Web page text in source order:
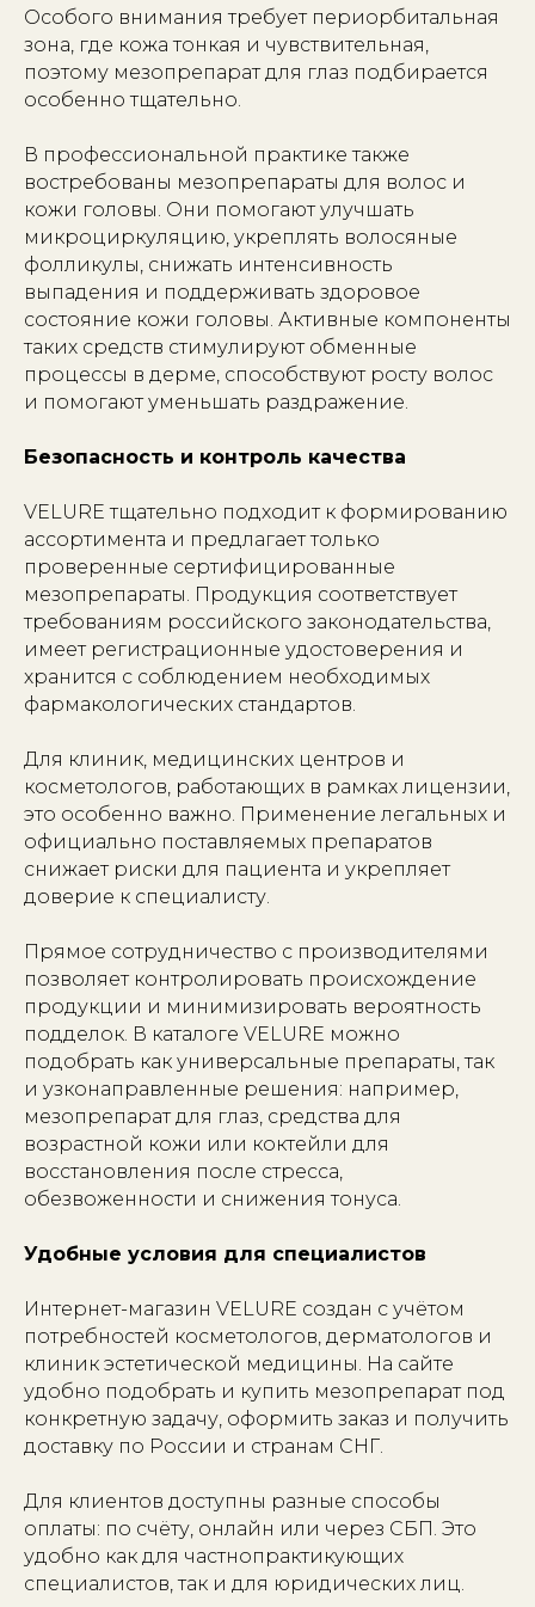
Особого внимания требует периорбитальная
зона, где кожа тонкая и чувствительная,
поэтому мезопрепарат для глаз подбирается
особенно тщательно.
В профессиональной практике также
востребованы мезопрепараты для волос и
кожи головы. Они помогают улучшать
микроциркуляцию, укреплять волосяные
фолликулы, снижать интенсивность
выпадения и поддерживать здоровое
состояние кожи головы. Активные компоненты
таких средств стимулируют обменные
процессы в дерме, способствуют росту волос
и помогают уменьшать раздражение.
Безопасность и контроль качества
VELURE тщательно подходит к формированию
ассортимента и предлагает только
проверенные сертифицированные
мезопрепараты. Продукция соответствует
требованиям российского законодательства,
имеет регистрационные удостоверения и
хранится с соблюдением необходимых
фармакологических стандартов.
Для клиник, медицинских центров и
косметологов, работающих в рамках лицензии,
это особенно важно. Применение легальных и
официально поставляемых препаратов
снижает риски для пациента и укрепляет
доверие к специалисту.
Прямое сотрудничество с производителями
позволяет контролировать происхождение
продукции и минимизировать вероятность
подделок. В каталоге VELURE можно
подобрать как универсальные препараты, так
и узконаправленные решения: например,
мезопрепарат для глаз, средства для
возрастной кожи или коктейли для
восстановления после стресса,
обезвоженности и снижения тонуса.
Удобные условия для специалистов
Интернет-магазин VELURE создан с учётом
потребностей косметологов, дерматологов и
клиник эстетической медицины. На сайте
удобно подобрать и купить мезопрепарат под
конкретную задачу, оформить заказ и получить
доставку по России и странам СНГ.
Для клиентов доступны разные способы
оплаты: по счёту, онлайн или через СБП. Это
удобно как для частнопрактикующих
специалистов, так и для юридических лиц.